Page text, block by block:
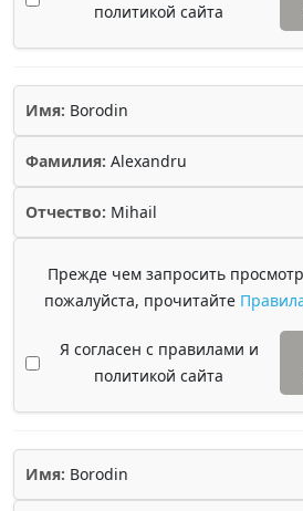
политикой сайта
Имя: Borodin
Фамилия: Alexandru
Отчество: Mihail
Прежде чем запросить
пожалуйста, прочитайте
Я согласен с правилами и
политикой сайта
Имя: Borodin